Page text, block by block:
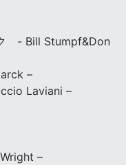
- Bill Stumpf&Don
–
Laviani –
–